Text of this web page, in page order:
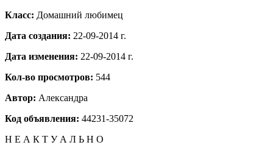
Класс: Домашний любимец
Дата создания: 22-09-2014 г.
Дата изменения: 22-09-2014 г.
Кол-во просмотров: 544
Автор: Александра
Код объявления: 44231-35072
Н Е А К Т У А Л Ь Н О